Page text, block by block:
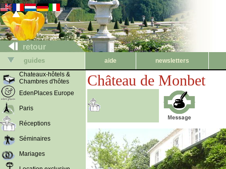
retour
guides aide
newsletters
Chateaux-hôtels &
Chambres d'hôtes
EdenPlaces Europe
Paris
Réceptions
Séminaires
Mariages
Château de Monbet